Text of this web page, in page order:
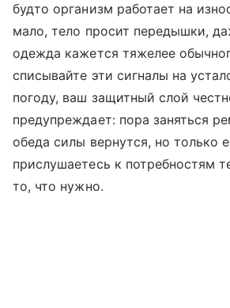
будто организм работает на
мало, тело просит передышки,
одежда кажется тяжелее
списывайте эти сигналы на
погоду, ваш защитный слой
предупреждает: пора заняться
обеда силы вернутся, но только
прислушаетесь к потребностям
то, что нужно.